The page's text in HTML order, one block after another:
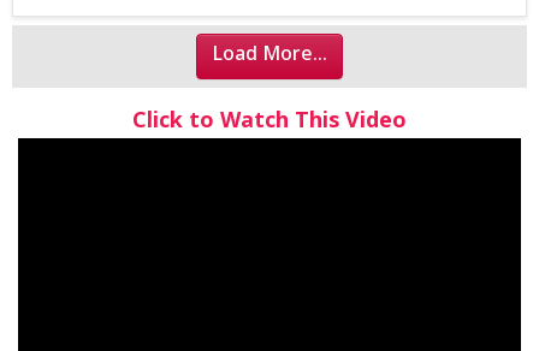
Load More...
Click to Watch This Video